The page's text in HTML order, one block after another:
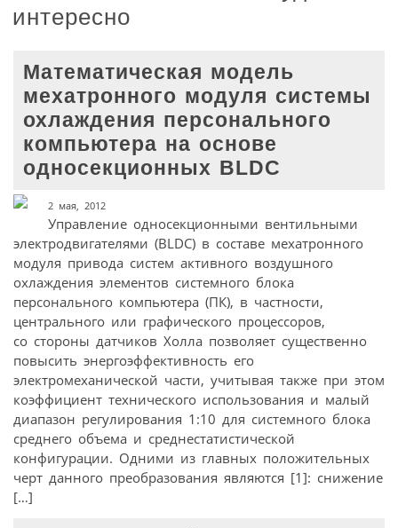
интересно
Математическая модель
мехатронного модуля системы
охлаждения персонального
компьютера на основе
односекционных BLDC
2 мая, 2012
Управление односекционными вентильными
электродвигателями (BLDC) в составе мехатронного
модуля привода систем активного воздушного
охлаждения элементов системного блока
персонального компьютера (ПК), в частности,
центрального или графического процессоров,
со стороны датчиков Холла позволяет существенно
повысить энергоэффективность его
электромеханической части, учитывая также при этом
коэффициент технического использования и малый
диапазон регулирования 1:10 для системного блока
среднего объема и среднестатистической
конфигурации. Одними из главных положительных
черт данного преобразования являются [1]: снижение
[…]